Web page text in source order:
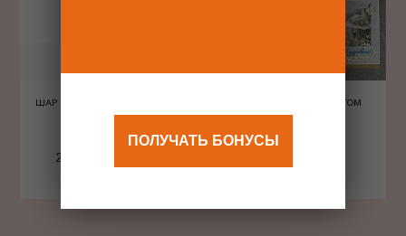
ШАР ШЕЛКОГРАФИЯ СЕРДЦА
КРАСНЫЕ
240 Р
ОТКРЫТКА С КОНВЕРТОМ
ПОЛУЧАТЬ БОНУСЫ